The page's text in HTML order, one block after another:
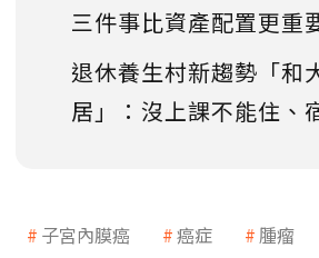
三件事比資產配置更重
退休養生村新趨勢「和
居」：沒上課不能住、
子宮內膜癌 癌症 腫瘤